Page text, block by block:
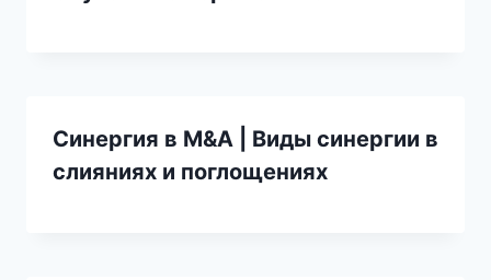
Синергия в M&A | Виды синергии в
слияниях и поглощениях